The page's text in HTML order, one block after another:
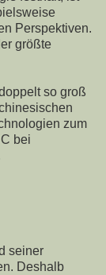
Perspektiven.
größte
so groß
zum
bei
seiner
Deshalb